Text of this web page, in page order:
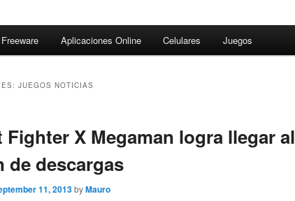
Freeware Aplicaciones Online Celulares Juegos
JUEGOS NOTICIAS
Fighter X Megaman logra llegar al
de descargas
11, 2013 byMauro